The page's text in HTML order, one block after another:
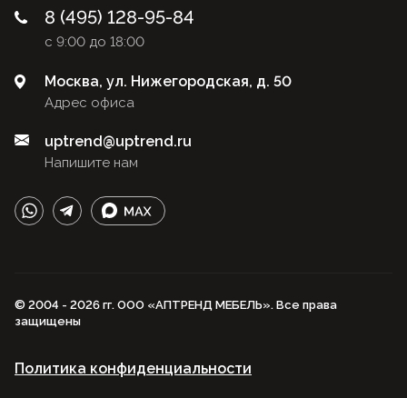
8 (495) 128-95-84
с 9:00 до 18:00
Адрес офиса
Москва, ул. Нижегородская, д. 50
Напишите нам
uptrend@uptrend.ru
© 2004 - 2026 гг. ООО «АПТРЕНД МЕБЕЛЬ». Все права
защищены
Политика конфиденциальности